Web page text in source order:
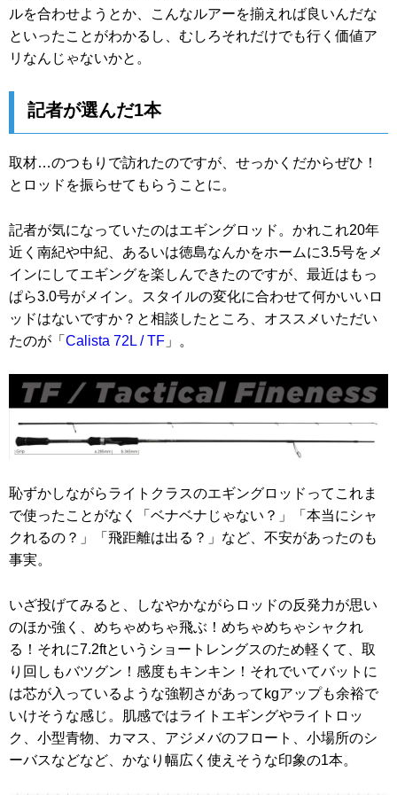
ルを合わせようとか、こんなルアーを揃えれば良いんだな
といったことがわかるし、むしろそれだけでも行く価値ア
リなんじゃないかと。
記者が選んだ1本
取材…のつもりで訪れたのですが、せっかくだからぜひ！
とロッドを振らせてもらうことに。
記者が気になっていたのはエギングロッド。かれこれ20年
近く南紀や中紀、あるいは徳島なんかをホームに3.5号をメ
インにしてエギングを楽しんできたのですが、最近はもっ
ぱら3.0号がメイン。スタイルの変化に合わせて何かいいロ
ッドはないですか？と相談したところ、オススメいただい
たのが「 Calista 72L / TF 」。
恥ずかしながらライトクラスのエギングロッドってこれま
で使ったことがなく「ベナベナじゃない？」「本当にシャ
クれるの？」「飛距離は出る？」など、不安があったのも
事実。
いざ投げてみると、しなやかながらロッドの反発力が思い
のほか強く、めちゃめちゃ飛ぶ！めちゃめちゃシャクれ
る！それに7.2ftというショートレングスのため軽くて、取
り回しもバツグン！感度もキンキン！それでいてバットに
は芯が入っているような強靭さがあってkgアップも余裕で
いけそうな感じ。肌感ではライトエギングやライトロッ
ク、小型青物、カマス、アジメバのフロート、小場所のシ
ーバスなどなど、かなり幅広く使えそうな印象の1本。